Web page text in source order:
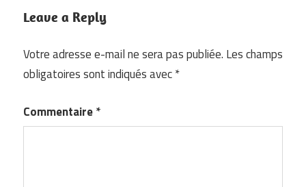
Leave a Reply
Votre adresse e-mail ne sera pas publiée. Les champs
obligatoires sont indiqués avec*
Commentaire*